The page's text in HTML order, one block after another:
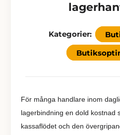
Kategorier:
För många handlare inom
lagerbindning en dold kostnad
kassaflödet och den